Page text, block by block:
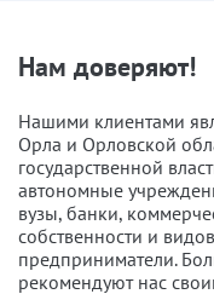
Нам доверяют!
Нашими клиентами
Орла и Орловской
государственной
автономные
вузы, банки,
собственности и
предприниматели.
рекомендуют нас